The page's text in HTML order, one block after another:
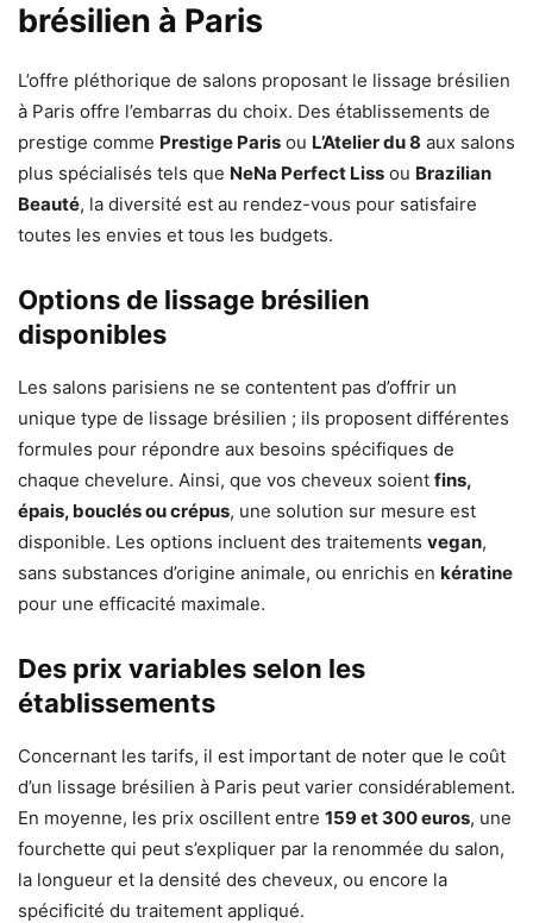
brésilien à Paris
L’offre pléthorique de salons proposant le lissage brésilien
à Paris offre l’embarras du choix. Des établissements de
prestige comme Prestige Paris ou L’Atelier du 8 aux salons
plus spécialisés tels que NeNa Perfect Liss ou Brazilian
Beauté, la diversité est au rendez-vous pour satisfaire
toutes les envies et tous les budgets.
Options de lissage brésilien
disponibles
Les salons parisiens ne se contentent pas d’offrir un
unique type de lissage brésilien ; ils proposent différentes
formules pour répondre aux besoins spécifiques de
chaque chevelure. Ainsi, que vos cheveux soient fins,
épais, bouclés ou crépus, une solution sur mesure est
disponible. Les options incluent des traitements vegan,
sans substances d’origine animale, ou enrichis en kératine
pour une efficacité maximale.
Des prix variables selon les
établissements
Concernant les tarifs, il est important de noter que le coût
d’un lissage brésilien à Paris peut varier considérablement.
En moyenne, les prix oscillent entre 159 et 300 euros, une
fourchette qui peut s’expliquer par la renommée du salon,
la longueur et la densité des cheveux, ou encore la
spécificité du traitement appliqué.